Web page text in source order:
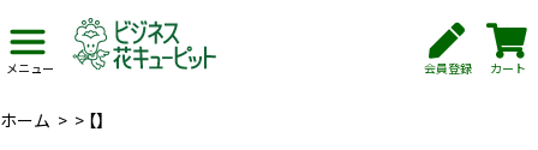
メニュー 会員登録 カート
ホーム > > 【】